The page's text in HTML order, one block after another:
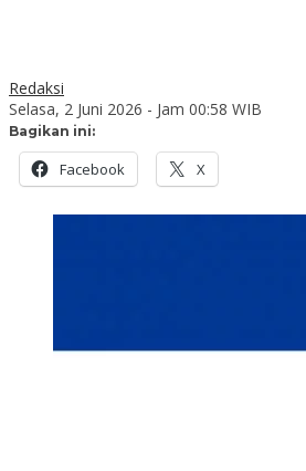
Redaksi
Selasa, 2 Juni 2026 - Jam 00:58 WIB
Bagikan ini:
Facebook X